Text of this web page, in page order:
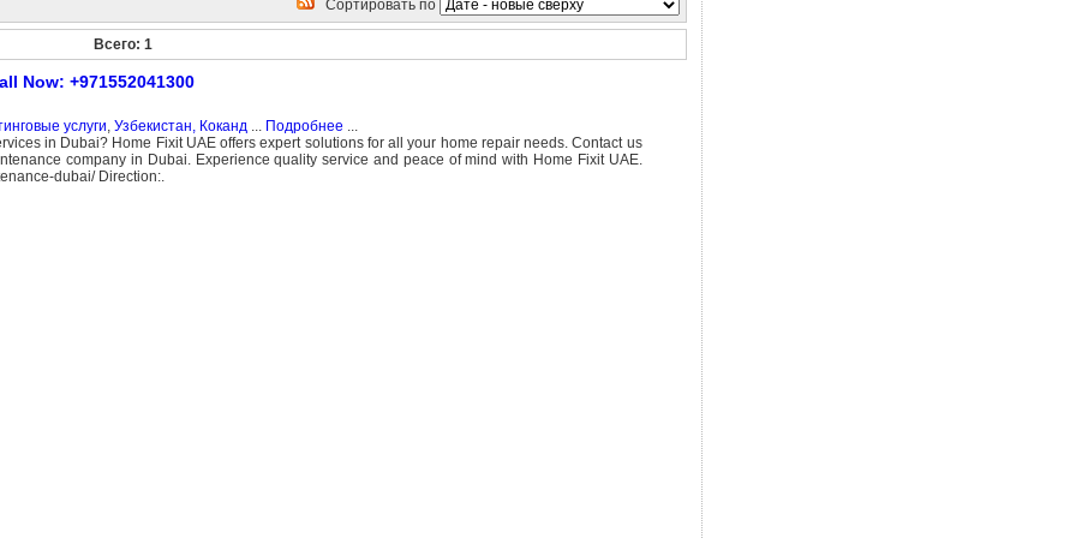
Сортировать по
Всего: 1
Now: +971552041300
услуги, Узбекистан, Коканд... Подробнее ...
in Dubai? Home Fixit UAE offers expert solutions for all your home repair needs. Contact us
company in Dubai. Experience quality service and peace of mind with Home Fixit UAE.
dubai/ Direction:.